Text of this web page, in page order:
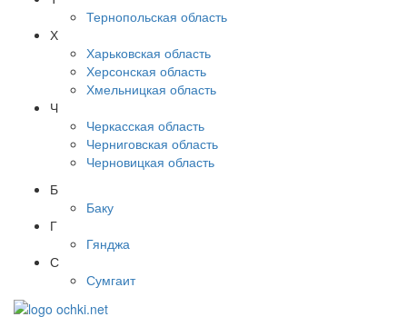
Тернопольская область
Х
Харьковская область
Херсонская область
Хмельницкая область
Ч
Черкасская область
Черниговская область
Черновицкая область
Б
Баку
Г
Гянджа
С
Сумгаит